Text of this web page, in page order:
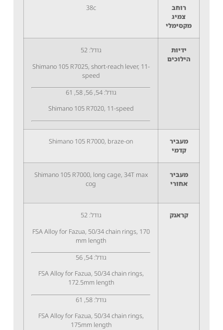
רוחב
צמיג
מקסימלי
38c
ידיות
הילוכים
גודל: 52
Shimano 105 R7025, short-reach lever, 11-
speed
גודל: 54, 56, 58, 61
Shimano 105 R7020, 11-speed
מעביר
קדמי
Shimano 105 R7000, braze-on
מעביר
אחורי
Shimano 105 R7000, long cage, 34T max
cog
קראנק
גודל: 52
FSA Alloy for Fazua, 50/34 chain rings, 170
mm length
גודל: 54, 56
FSA Alloy for Fazua, 50/34 chain rings,
172.5mm length
גודל: 58, 61
FSA Alloy for Fazua, 50/34 chain rings,
175mm length